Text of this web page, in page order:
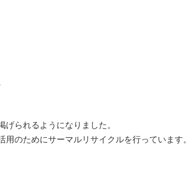
られるようになりました。
のためにサーマルリサイクルを行っています。